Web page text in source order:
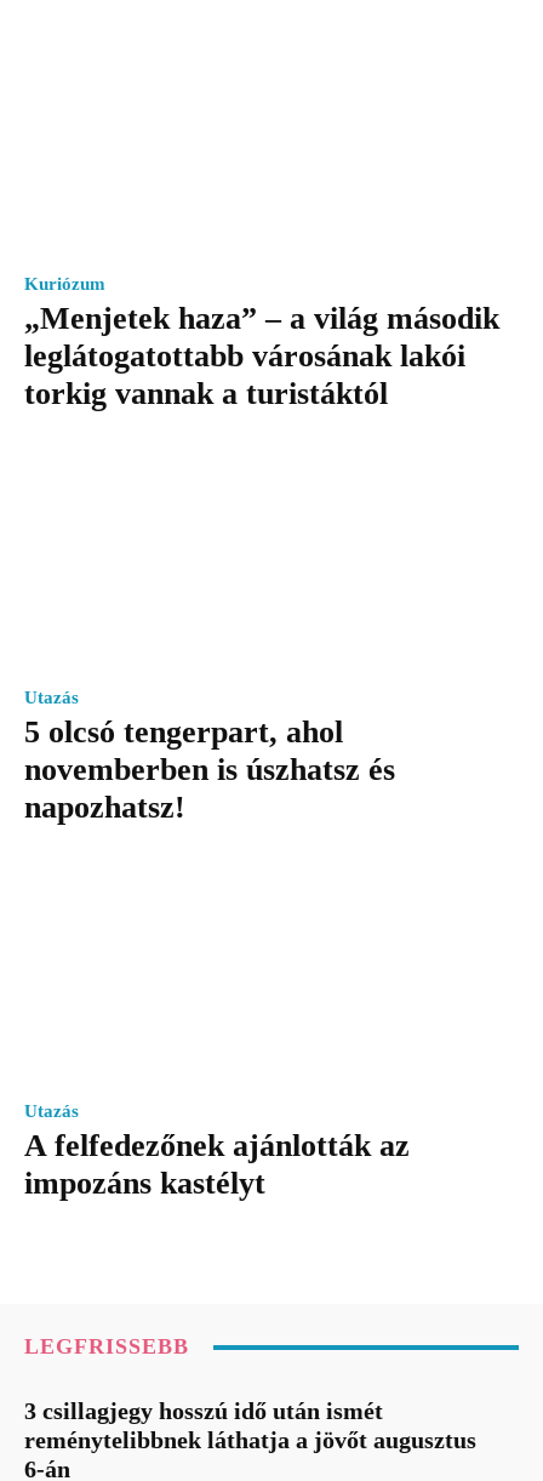
Kuriózum
„Menjetek haza” – a világ második
leglátogatottabb városának lakói
torkig vannak a turistáktól
Utazás
5 olcsó tengerpart, ahol
novemberben is úszhatsz és
napozhatsz!
Utazás
A felfedezőnek ajánlották az
impozáns kastélyt
LEGFRISSEBB
3 csillagjegy hosszú idő után ismét
reménytelibbnek láthatja a jövőt augusztus
6-án